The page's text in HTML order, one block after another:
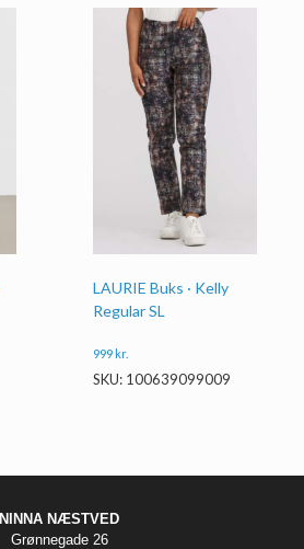
LAURIE Buks · Kelly
Regular SL
999kr.
SKU: 100639099009
NINNA NÆSTVED
Grønnegade 26